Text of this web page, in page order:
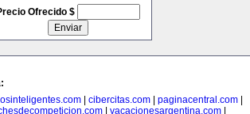
Ofrecido $
cibercitas.com paginacentral.com
vacacionesargentina.com